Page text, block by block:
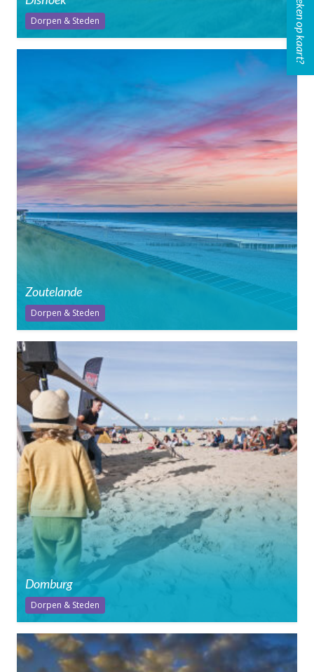
Dorpen & Steden
Zoutelande
Dorpen & Steden
Domburg
Dorpen & Steden
Boeken op kaart?